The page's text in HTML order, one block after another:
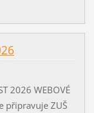
2026 WEBOVÉ
připravuje ZUŠ